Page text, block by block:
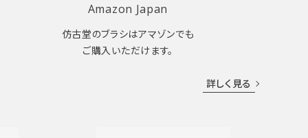
Amazon Japan
仿古堂のブラシはアマゾンでも
ご購入いただけます。
詳しく見る